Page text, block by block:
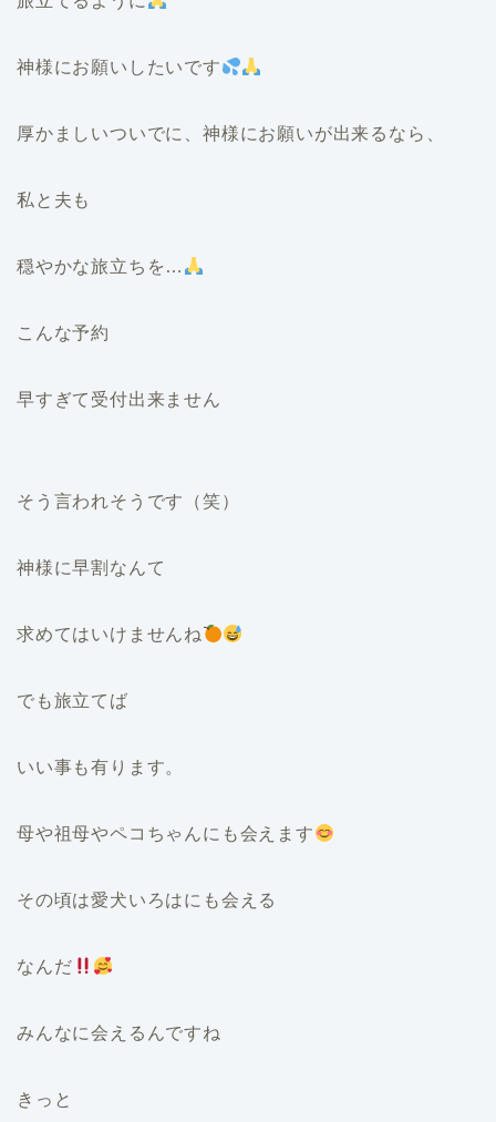
神様にお願いしたいです
厚かましいついでに、神様にお願いが出来るなら、
私と夫も
穏やかな旅立ちを…
こんな予約
早すぎて受付出来ません
そう言われそうです（笑）
神様に早割なんて
求めてはいけませんね
でも旅立てば
いい事も有ります。
母や祖母やペコちゃんにも会えます
その頃は愛犬いろはにも会える
なんだ
みんなに会えるんですね
きっと